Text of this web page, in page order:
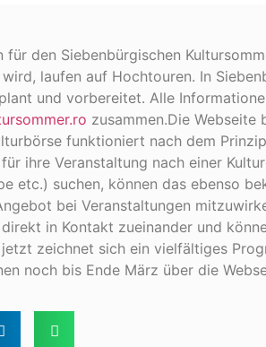
für den Siebenbürgischen
laufen auf Hochtouren. In
und vorbereitet. Alle
zusammen.Die Webseite
funktioniert nach dem
ihre Veranstaltung nach einer
etc.) suchen, können das ebenso
bei Veranstaltungen
in Kontakt zueinander und
zeichnet sich ein vielfältiges
noch bis Ende März über die